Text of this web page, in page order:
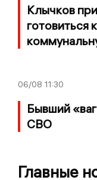
Клычков
готовиться
06/08 11:30
Бывший
СВО
Главные